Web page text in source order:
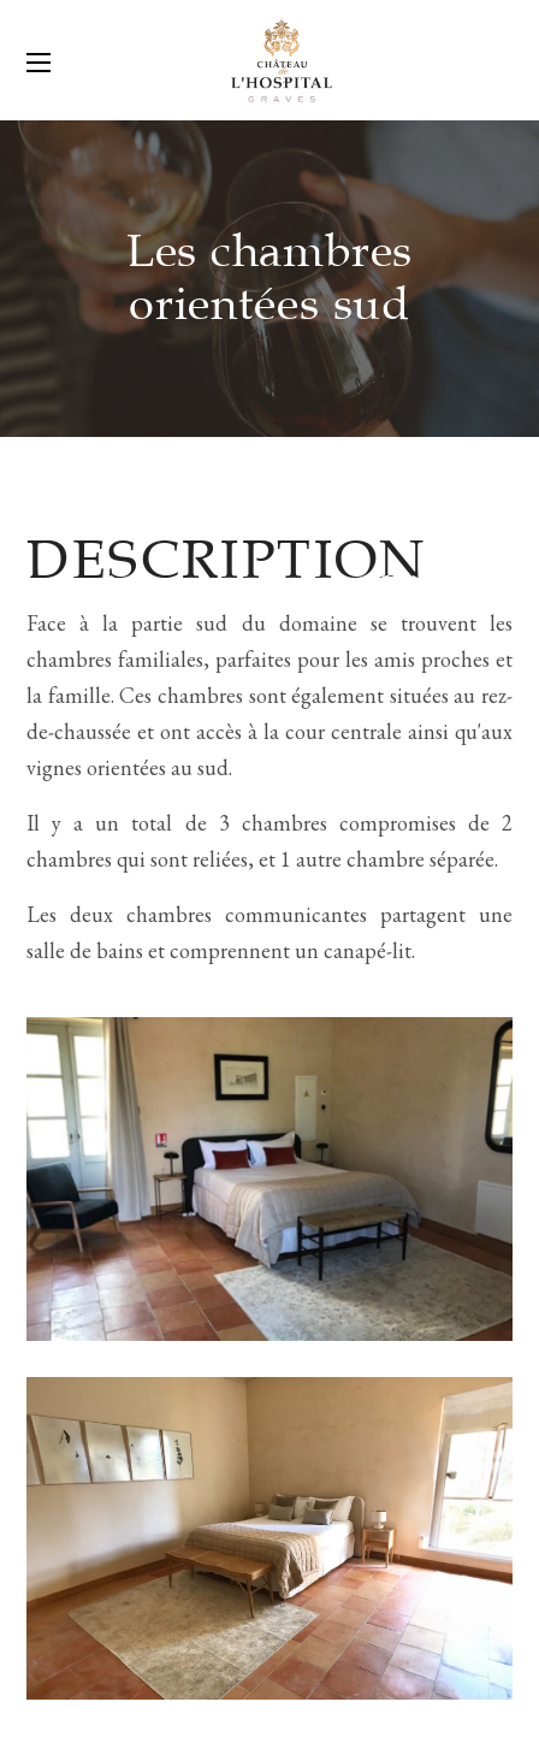
Les chambres
orientées sud
DESCRIPTION
Face à la partie sud du domaine se trouvent les
chambres familiales, parfaites pour les amis proches et
la famille. Ces chambres sont également situées au rez-
de-chaussée et ont accès à la cour centrale ainsi qu'aux
vignes orientées au sud.
Il y a un total de 3 chambres compromises de 2
chambres qui sont reliées, et 1 autre chambre séparée.
Les deux chambres communicantes partagent une
salle de bains et comprennent un canapé-lit.